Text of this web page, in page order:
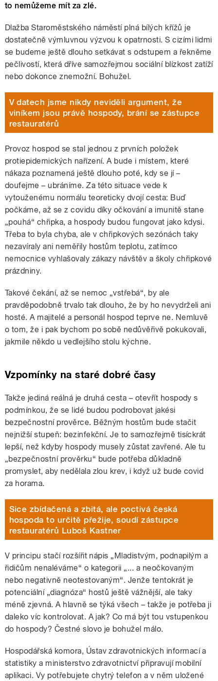
to nemůžeme mít za zlé.
Dlažba Staroměstského náměstí plná bílých křížů je
dostatečně výmluvnou výzvou k opatrnosti. S cizími lidmi
se budeme ještě dlouho setkávat s odstupem a řekněme
pečlivostí, která dříve samozřejmou sociální blízkost zatíží
nebo dokonce znemožní. Bohužel.
V datech jsme nikdy neviděli argument, že
viníkem jsou právě hospody, brání se zástupce
restauratérů
Provoz hospod se stal jednou z prvních položek
protiepidemických nařízení. A bude i místem, které
nákaza poznamená ještě dlouho poté, kdy se jí –
doufejme – ubráníme. Za této situace vede k
vytouženému normálu teoreticky dvojí cesta: Buď
počkáme, až se z covidu díky očkování a imunitě stane
„pouhá“ chřipka, a hospody budou fungovat jako kdysi.
Třeba to byla chyba, ale v chřipkových sezónách taky
nezavíraly ani neměřily hostům teplotu, zatímco
nemocnice vyhlašovaly zákazy návštěv a školy chřipkové
prázdniny.
Takové čekání, až se nemoc „vstřebá“, by ale
pravděpodobně trvalo tak dlouho, že by ho nevydrželi ani
hosté. A majitelé a personál hospod teprve ne. Nemluvě
o tom, že i pak bychom po sobě nedůvěřivě pokukovali,
jakmile někdo u vedlejšího stolu kýchne.
Vzpomínky na staré dobré časy
Takže jediná reálná je druhá cesta – otevřít hospody s
podmínkou, že se lidé budou podrobovat jakési
bezpečnostní prověrce. Běžným hostům bude stačit
nejnižší stupeň: bezinfekční. Je to samozřejmě tisíckrát
lepší, než kdyby hospody musely zůstat zavřené. Ale tu
„bezpečnostní prověrku“ bude potřeba důkladně
promyslet, aby nedělala zlou krev, i když už bude covid
za horama.
Sice zbídačená a zbitá, ale poctivá česká
hospoda to určitě přežije, soudí zástupce
restauratérů Luboš Kastner
V principu stačí rozšířit nápis „Mladistvým, podnapilým a
řidičům nenaléváme“ o kategorii „... a neočkovaným
nebo negativně neotestovaným“. Jenže tentokrát je
potenciální „diagnóza“ hostů ještě vážnější, ale taky
méně zjevná. A hlavně se týká všech – takže je potřeba ji
daleko víc kontrolovat. A jak? Co má být tou vstupenkou
do hospody? Čestné slovo je bohužel málo.
Hospodářská komora, Ústav zdravotnických informací a
statistiky a ministerstvo zdravotnictví připravují mobilní
aplikaci. Vy potřebujete chytrý telefon a v něm uložené